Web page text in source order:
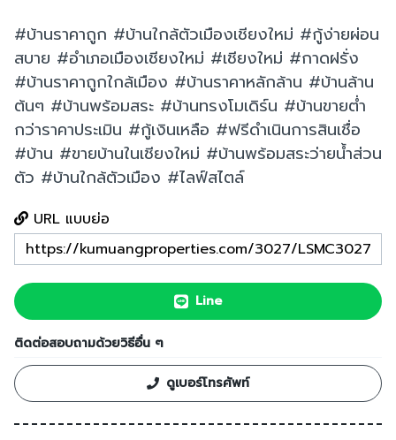
#บ้านราคาถูก #บ้านใกล้ตัวเมืองเชียงใหม่ #กู้ง่ายผ่อน
สบาย #อำเภอเมืองเชียงใหม่ #เชียงใหม่ #กาดฝรั่ง
#บ้านราคาถูกใกล้เมือง #บ้านราคาหลักล้าน #บ้านล้าน
ต้นๆ #บ้านพร้อมสระ #บ้านทรงโมเดิร์น #บ้านขายต่ำ
กว่าราคาประเมิน #กู้เงินเหลือ #ฟรีดำเนินการสินเชื่อ
#บ้าน #ขายบ้านในเชียงใหม่ #บ้านพร้อมสระว่ายน้ำส่วน
ตัว #บ้านใกล้ตัวเมือง #ไลฟ์สไตล์
URL แบบย่อ
Line
ติดต่อสอบถามด้วยวิธีอื่น ๆ
ดูเบอร์โทรศัพท์